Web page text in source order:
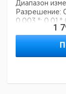
Диапазон
Разрешение:
0,003 °; 0,01 °
измерение: 0-
Дисплей:
1